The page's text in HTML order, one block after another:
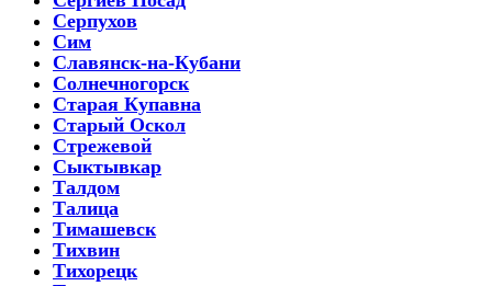
Серпухов
Сим
Славянск-на-Кубани
Солнечногорск
Старая Купавна
Старый Оскол
Стрежевой
Сыктывкар
Талдом
Талица
Тимашевск
Тихвин
Тихорецк